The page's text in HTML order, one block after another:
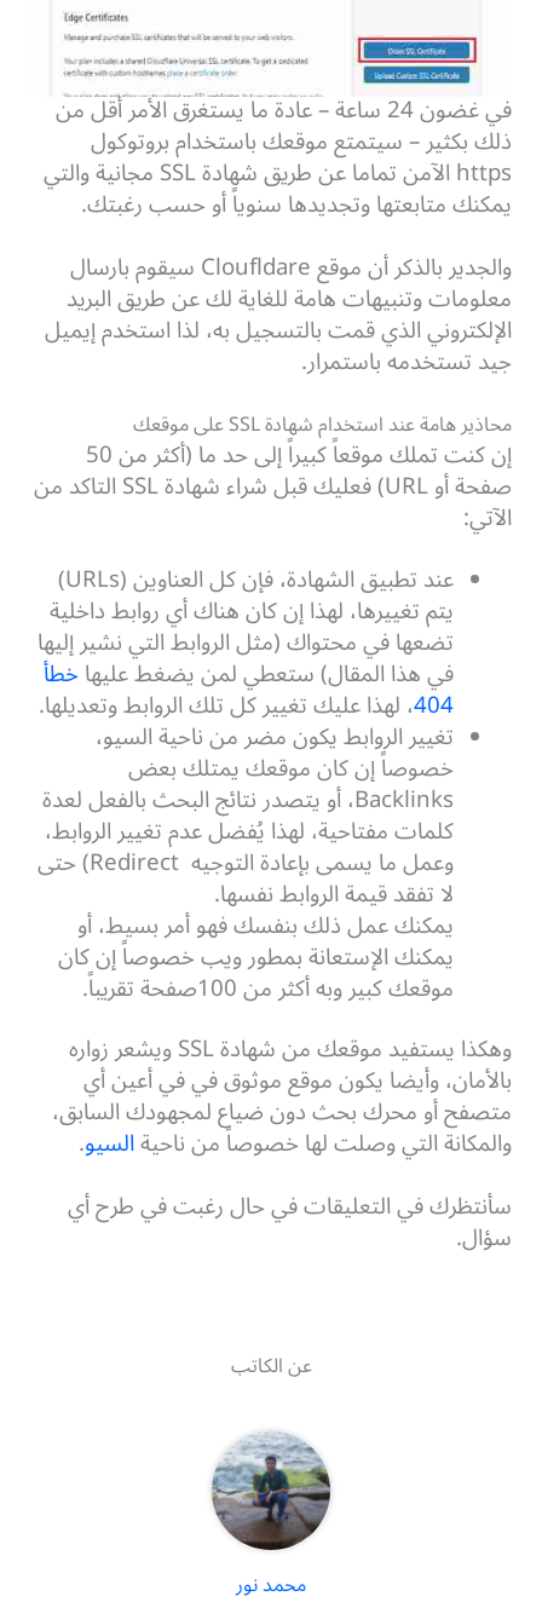
في غضون 24 ساعة – عادة ما يستغرق الأمر أقل من
ذلك بكثير – سيتمتع موقعك باستخدام بروتوكول
https الآمن تماما عن طريق شهادة SSL مجانية والتي
يمكنك متابعتها وتجديدها سنوياً أو حسب رغبتك.
والجدير بالذكر أن موقع Cloufldare سيقوم بارسال
معلومات وتنبيهات هامة للغاية لك عن طريق البريد
الإلكتروني الذي قمت بالتسجيل به، لذا استخدم إيميل
جيد تستخدمه باستمرار.
محاذير هامة عند استخدام شهادة SSL على موقعك
إن كنت تملك موقعاً كبيراً إلى حد ما (أكثر من 50
صفحة أو URL) فعليك قبل شراء شهادة SSL التاكد من
الآتي:
عند تطبيق الشهادة، فإن كل العناوين (URLs)
يتم تغييرها، لهذا إن كان هناك أي روابط داخلية
تضعها في محتواك (مثل الروابط التي نشير إليها
في هذا المقال) ستعطي لمن يضغط عليهاخطأ
404، لهذا عليك تغيير كل تلك الروابط وتعديلها.
تغيير الروابط يكون مضر من ناحية السيو،
خصوصاً إن كان موقعك يمتلك بعض
Backlinks، أو يتصدر نتائج البحث بالفعل لعدة
كلمات مفتاحية، لهذا يُفضل عدم تغيير الروابط،
وعمل ما يسمى بإعادة التوجيه Redirect) حتى
لا تفقد قيمة الروابط نفسها.
يمكنك عمل ذلك بنفسك فهو أمر بسيط، أو
يمكنك الإستعانة بمطور ويب خصوصاً إن كان
موقعك كبير وبه أكثر من 100صفحة تقريباً.
وهكذا يستفيد موقعك من شهادة SSL ويشعر زواره
بالأمان، وأيضا يكون موقع موثوق في في أعين أي
متصفح أو محرك بحث دون ضياع لمجهودك السابق،
والمكانة التي وصلت لها خصوصاً من ناحيةالسيو.
سأنتظرك في التعليقات في حال رغبت في طرح أي
سؤال.
عن الكاتب
محمد نور